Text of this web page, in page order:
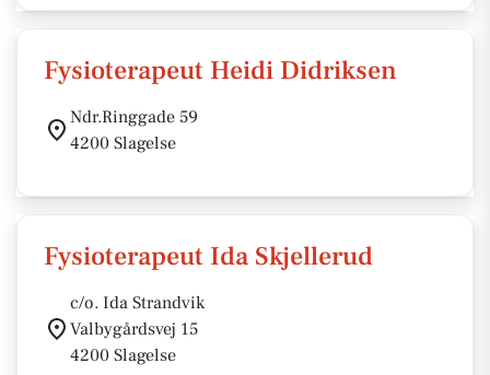
Fysioterapeut Heidi Didriksen
Ndr.Ringgade 59
4200 Slagelse
Fysioterapeut Ida Skjellerud
c/o. Ida Strandvik
Valbygårdsvej 15
4200 Slagelse